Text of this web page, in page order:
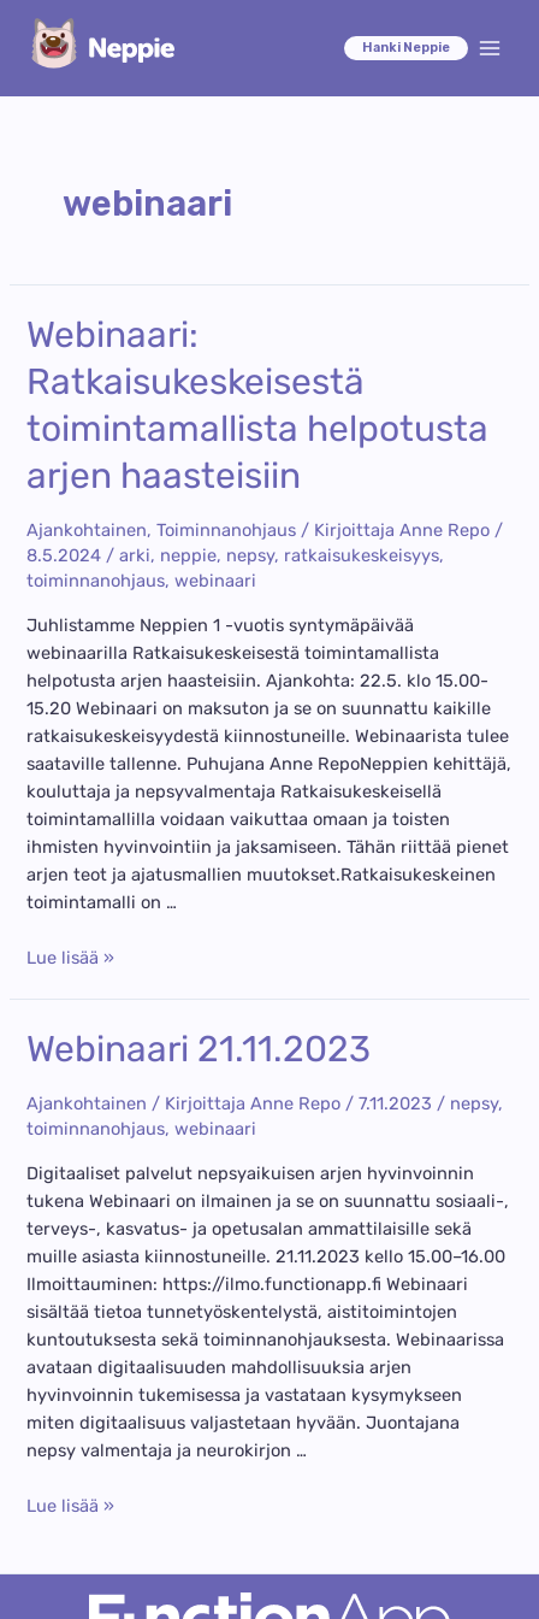
sisältöön
Hanki Neppie
webinaari
Webinaari:
Ratkaisukeskeisestä
toimintamallista helpotusta
arjen haasteisiin
Ajankohtainen,Toiminnanohjaus / KirjoittajaAnne Repo /
8.5.2024 /arki, neppie, nepsy, ratkaisukeskeisyys,
toiminnanohjaus,webinaari
Juhlistamme Neppien 1 -vuotis syntymäpäivää
webinaarilla Ratkaisukeskeisestä toimintamallista
helpotusta arjen haasteisiin. Ajankohta: 22.5. klo 15.00-
15.20 Webinaari on maksuton ja se on suunnattu kaikille
ratkaisukeskeisyydestä kiinnostuneille. Webinaarista tulee
saataville tallenne. Puhujana Anne RepoNeppien kehittäjä,
kouluttaja ja nepsyvalmentaja Ratkaisukeskeisellä
toimintamallilla voidaan vaikuttaa omaan ja toisten
ihmisten hyvinvointiin ja jaksamiseen. Tähän riittää pienet
arjen teot ja ajatusmallien muutokset.Ratkaisukeskeinen
toimintamalli on …
Webinaari:
helpotusta
arjen
haasteisiin
Lue lisää »
Webinaari 21.11.2023
Ajankohtainen / KirjoittajaAnne Repo /7.11.2023 / nepsy,
toiminnanohjaus,webinaari
Digitaaliset palvelut nepsyaikuisen arjen hyvinvoinnin
tukena Webinaari on ilmainen ja se on suunnattu sosiaali-,
terveys-, kasvatus- ja opetusalan ammattilaisille sekä
muille asiasta kiinnostuneille. 21.11.2023 kello 15.00–16.00
Ilmoittauminen: https://ilmo.functionapp.fi Webinaari
sisältää tietoa tunnetyöskentelystä, aistitoimintojen
kuntoutuksesta sekä toiminnanohjauksesta. Webinaarissa
avataan digitaalisuuden mahdollisuuksia arjen
hyvinvoinnin tukemisessa ja vastataan kysymykseen
miten digitaalisuus valjastetaan hyvään. Juontajana
nepsy valmentaja ja neurokirjon …
Webinaari
Lue lisää »